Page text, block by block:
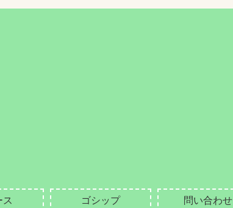
ス ゴシップ 問い合わせ